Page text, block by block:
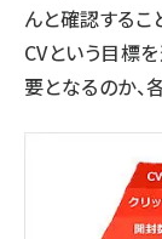
んと確認するこ
CVという目標
要となるのか、